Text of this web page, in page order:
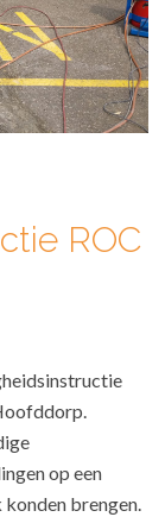
ROC
op een
brengen.